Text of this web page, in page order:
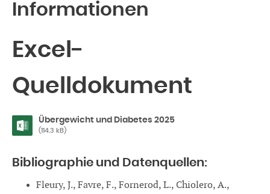
Informationen
Excel-
Quelldokument
Übergewicht und Diabetes 2025
(114.3 kB)
Bibliographie und Datenquellen:
Fleury, J., Favre, F., Fornerod, L., Chiolero, A.,